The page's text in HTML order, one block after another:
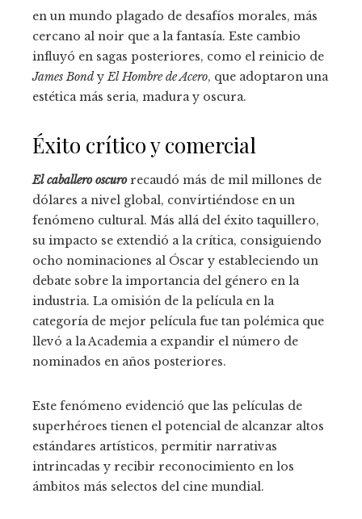
en un mundo plagado de desafíos morales, más
cercano al noir que a la fantasía. Este cambio
influyó en sagas posteriores, como el reinicio de
James BondyEl Hombre de Acero, que adoptaron una
estética más seria, madura y oscura.
Éxito crítico y comercial
El caballero oscurorecaudó más de mil millones de
dólares a nivel global, convirtiéndose en un
fenómeno cultural. Más allá del éxito taquillero,
su impacto se extendió a la crítica, consiguiendo
ocho nominaciones al Óscar y estableciendo un
debate sobre la importancia del género en la
industria. La omisión de la película en la
categoría de mejor película fue tan polémica que
llevó a la Academia a expandir el número de
nominados en años posteriores.
Este fenómeno evidenció que las películas de
superhéroes tienen el potencial de alcanzar altos
estándares artísticos, permitir narrativas
intrincadas y recibir reconocimiento en los
ámbitos más selectos del cine mundial.